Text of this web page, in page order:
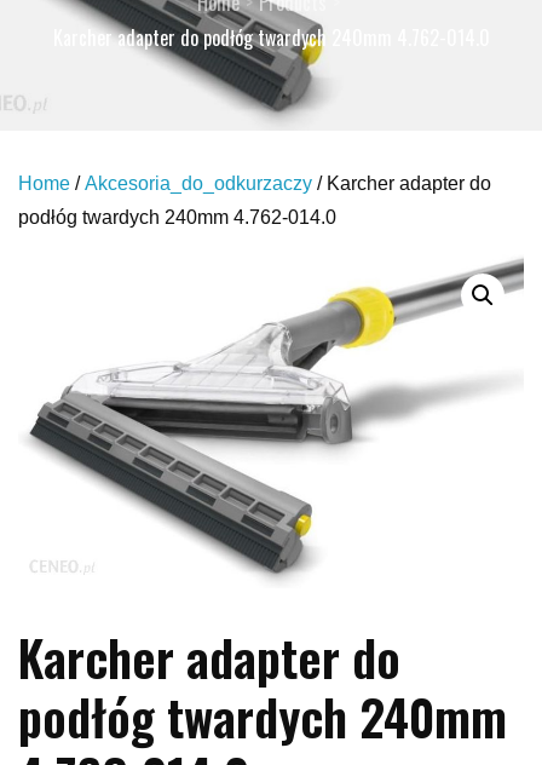
Karcher adapter do podłóg twardych 240mm 4.762-014.0
Home /Akcesoria_do_odkurzaczy / Karcher adapter do
podłóg twardych 240mm 4.762-014.0
Karcher adapter do
podłóg twardych 240mm